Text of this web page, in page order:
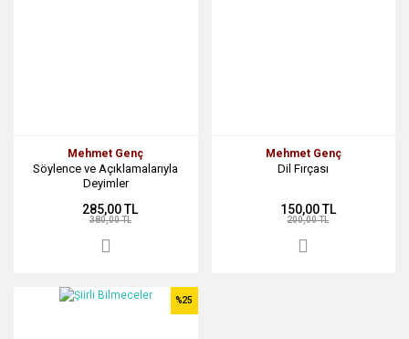
Mehmet Genç
Söylence ve Açıklamalarıyla
Deyimler
285,00 TL
380,00 TL
Mehmet Genç
Dil Fırçası
150,00 TL
200,00 TL
%25